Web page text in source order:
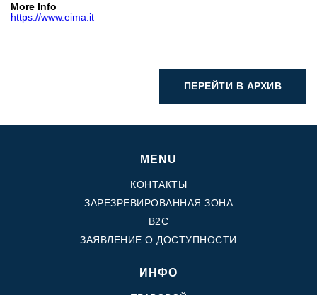
More Info
https://www.eima.it
ПЕРЕЙТИ В АРХИВ
MENU
КОНТАКТЫ
ЗАРЕЗРЕВИРОВАННАЯ ЗОНА
B2C
ЗАЯВЛЕНИЕ О ДОСТУПНОСТИ
ИНФО